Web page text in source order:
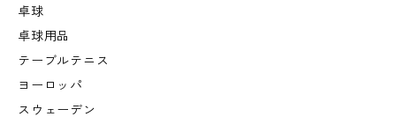
卓球
卓球用品
テーブルテニス
ヨーロッパ
スウェーデン